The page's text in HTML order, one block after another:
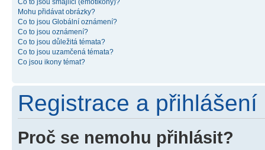
Co to jsou smajlíci (emotikony)?
Mohu přidávat obrázky?
Co to jsou Globální oznámení?
Co to jsou oznámení?
Co to jsou důležitá témata?
Co to jsou uzamčená témata?
Co jsou ikony témat?
Registrace a přihlášení
Proč se nemohu přihlásit?